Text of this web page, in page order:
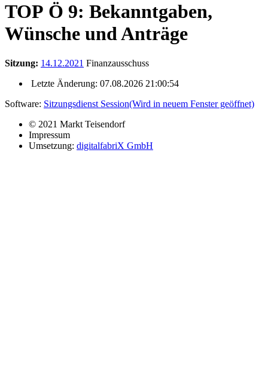
TOP Ö 9: Bekanntgaben,
Wünsche und Anträge
Sitzung: 14.12.2021 Finanzausschuss
Letzte Änderung: 07.08.2026 21:00:54
Software: Sitzungsdienst Session(Wird in neuem Fenster geöffnet)
© 2021 Markt Teisendorf
Impressum
Umsetzung: digitalfabriX GmbH